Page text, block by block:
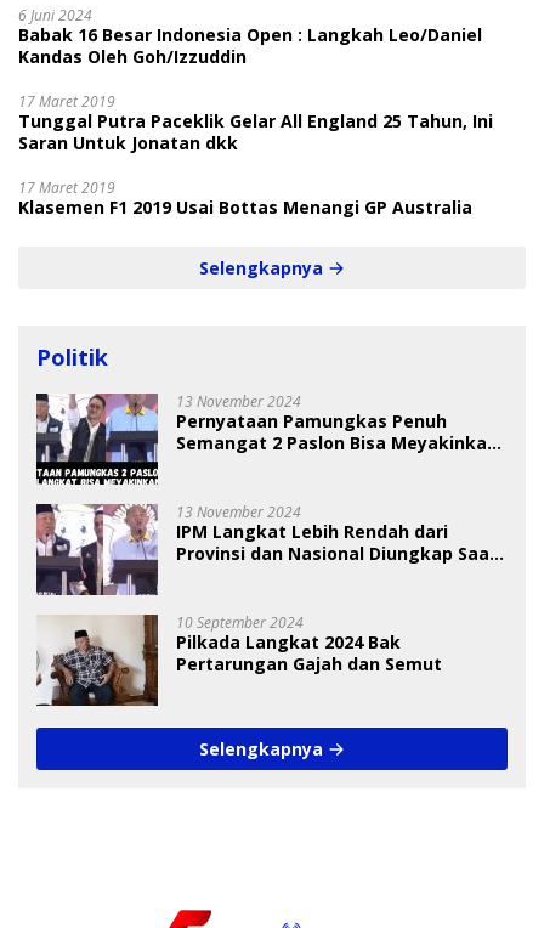
6 Juni 2024
Babak 16 Besar Indonesia Open : Langkah Leo/Daniel
Kandas Oleh Goh/Izzuddin
17 Maret 2019
Tunggal Putra Paceklik Gelar All England 25 Tahun, Ini
Saran Untuk Jonatan dkk
17 Maret 2019
Klasemen F1 2019 Usai Bottas Menangi GP Australia
Selengkapnya
Politik
13 November 2024
Pernyataan Pamungkas Penuh
Semangat 2 Paslon Bisa Meyakinkan
13 November 2024
IPM Langkat Lebih Rendah dari
Provinsi dan Nasional Diungkap Saat
10 September 2024
Pilkada Langkat 2024 Bak
Pertarungan Gajah dan Semut
Selengkapnya